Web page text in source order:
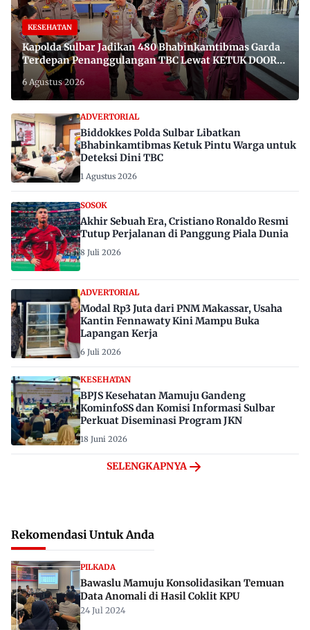
KESEHATAN
Kapolda Sulbar Jadikan 480 Bhabinkamtibmas Garda
Terdepan Penanggulangan TBC Lewat KETUK DOORS
di 650 Desa
6 Agustus 2026
ADVERTORIAL
Biddokkes Polda Sulbar Libatkan
Bhabinkamtibmas Ketuk Pintu Warga untuk
Deteksi Dini TBC
1 Agustus 2026
SOSOK
Akhir Sebuah Era, Cristiano Ronaldo Resmi
Tutup Perjalanan di Panggung Piala Dunia
8 Juli 2026
ADVERTORIAL
Modal Rp3 Juta dari PNM Makassar, Usaha
Kantin Fennawaty Kini Mampu Buka
Lapangan Kerja
6 Juli 2026
KESEHATAN
BPJS Kesehatan Mamuju Gandeng
KominfoSS dan Komisi Informasi Sulbar
Perkuat Diseminasi Program JKN
18 Juni 2026
SELENGKAPNYA
Rekomendasi Untuk Anda
PILKADA
Bawaslu Mamuju Konsolidasikan Temuan
Data Anomali di Hasil Coklit KPU
24 Jul 2024